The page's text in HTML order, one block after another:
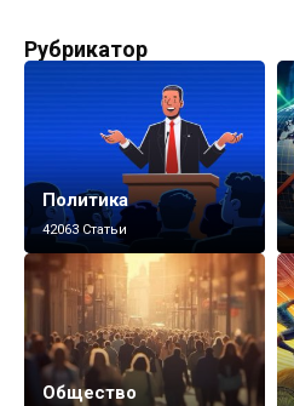
Рубрикатор
Политика
42063 Статьи
Общество